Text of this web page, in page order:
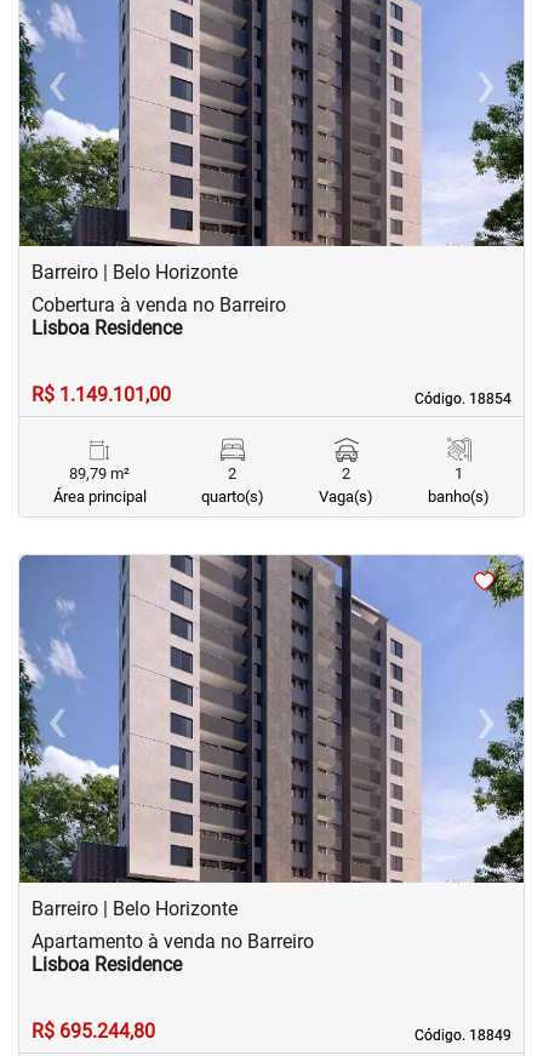
‹Previous ›
Next
Barreiro | Belo Horizonte
Código. 18854
Código. 18854
Cobertura à venda no Barreiro
Lisboa Residence
R$ 1.149.101,00
89,79 m²
Área principal
2
quarto(s)
2
Vaga(s)
1
banho(s)
<
‹Previous ›
Next
Barreiro | Belo Horizonte
Código. 18849
Código. 18849
Apartamento à venda no Barreiro
Lisboa Residence
R$ 695.244,80